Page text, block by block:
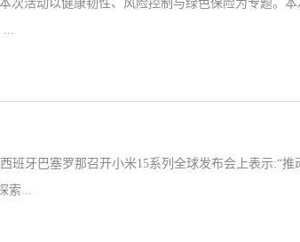
次活动以健康韧性、风险控制与绿色保险为专题。本
...
班牙巴塞罗那召开小米15系列全球发布会上表示:“推
索...